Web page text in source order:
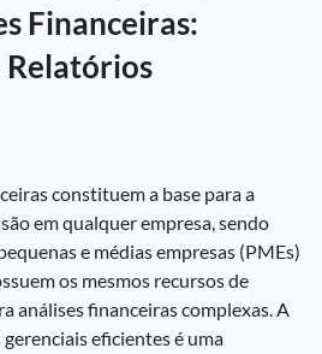
Financeiras:
Relatórios
constituem a base para a
em qualquer empresa, sendo
e médias empresas (PMEs)
os mesmos recursos de
análises financeiras complexas. A
eficientes é uma